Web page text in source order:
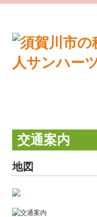
ホーム
ご契約までの流れ
交通案内
地図